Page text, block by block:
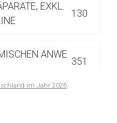
EXKL.
130
ANWE
351
im Jahr 2026